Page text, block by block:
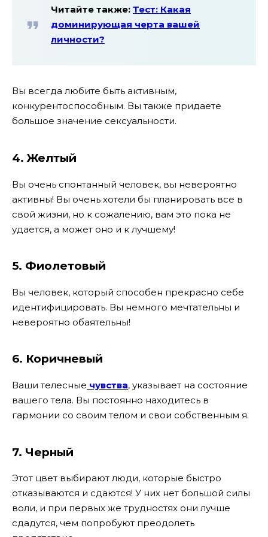
Читайте также: Тест: Какая
доминирующая черта вашей
личности?
Вы всегда любите быть активным,
конкурентоспособным. Вы также придаете
большое значение сексуальности.
4. Желтый
Вы очень спонтанный человек, вы невероятно
активны! Вы очень хотели бы планировать все в
свой жизни, но к сожалению, вам это пока не
удается, а может оно и к лучшему!
5. Фиолетовый
Вы человек, который способен прекрасно себе
идентифицировать. Вы немного мечтательны и
невероятно обаятельны!
6. Коричневый
Ваши телесные чувства, указывает на состояние
вашего тела. Вы постоянно находитесь в
гармонии со своим телом и свои собственным я.
7. Черный
Этот цвет выбирают люди, которые быстро
отказываются и сдаются! У них нет большой силы
воли, и при первых же трудностях они лучше
сдадутся, чем попробуют преодолеть